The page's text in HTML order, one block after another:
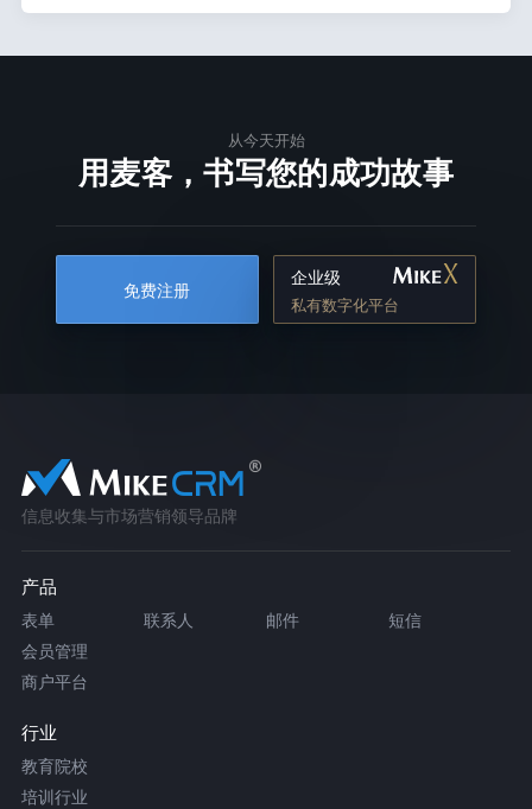
从今天开始
用麦客，书写您的成功故事
免费注册
企业级
私有数字化平台
信息收集与市场营销领导品牌
产品
表单 联系人 邮件
短信
会员管理
商户平台
行业
教育院校
培训行业